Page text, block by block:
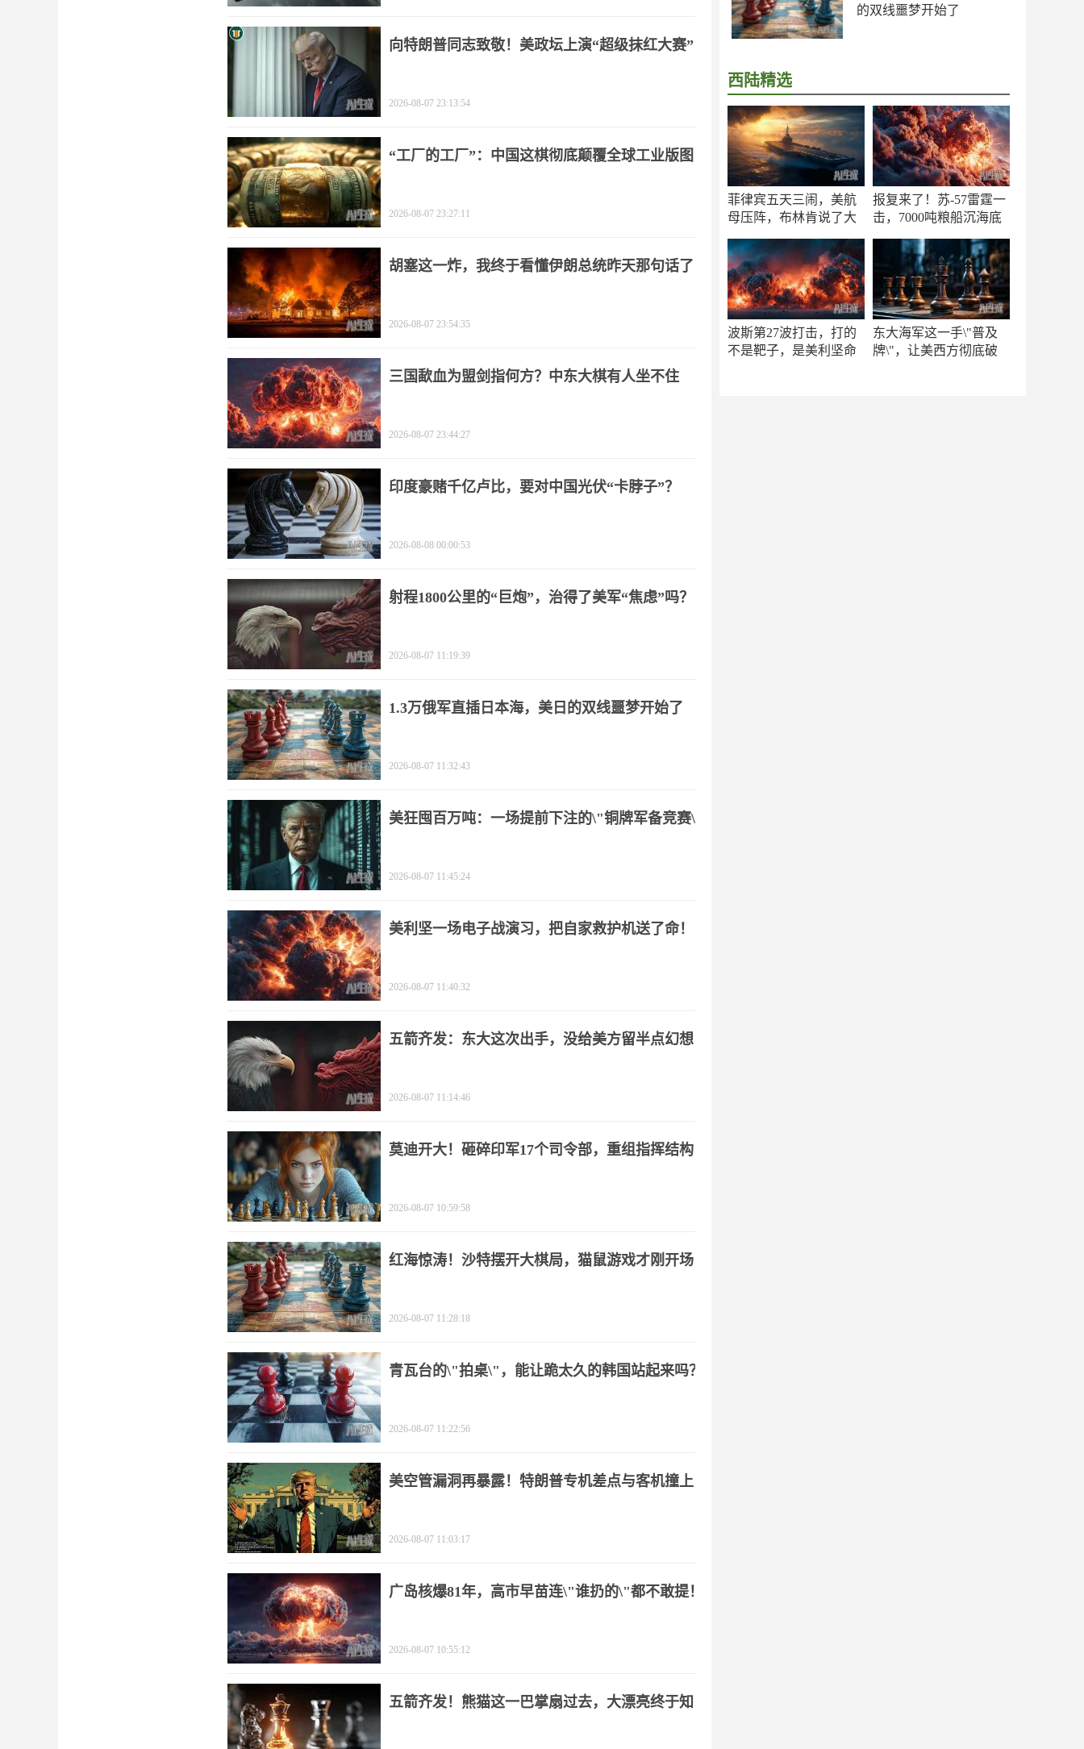
的双线噩梦开始了
西陆精选
菲律宾五天三闹，美航
母压阵，布林肯说了大
报复来了！苏-57雷霆一
击，7000吨粮船沉海底
波斯第27波打击，打的
不是靶子，是美利坚命
东大海军这一手\"普及
牌\"，让美西方彻底破
向特朗普同志致敬！美政坛上演“超级抹红大赛”
2026-08-07 23:13:54
“工厂的工厂”：中国这棋彻底颠覆全球工业版图
2026-08-07 23:27:11
胡塞这一炸，我终于看懂伊朗总统昨天那句话了
2026-08-07 23:54:35
三国歃血为盟剑指何方？中东大棋有人坐不住
2026-08-07 23:44:27
印度豪赌千亿卢比，要对中国光伏“卡脖子”？
2026-08-08 00:00:53
射程1800公里的“巨炮”，治得了美军“焦虑”吗？
2026-08-07 11:19:39
1.3万俄军直插日本海，美日的双线噩梦开始了
2026-08-07 11:32:43
美狂囤百万吨：一场提前下注的\"铜牌军备竞赛\"
2026-08-07 11:45:24
美利坚一场电子战演习，把自家救护机送了命！
2026-08-07 11:40:32
五箭齐发：东大这次出手，没给美方留半点幻想
2026-08-07 11:14:46
莫迪开大！砸碎印军17个司令部，重组指挥结构
2026-08-07 10:59:58
红海惊涛！沙特摆开大棋局，猫鼠游戏才刚开场
2026-08-07 11:28:18
青瓦台的\"拍桌\"，能让跪太久的韩国站起来吗？
2026-08-07 11:22:56
美空管漏洞再暴露！特朗普专机差点与客机撞上
2026-08-07 11:03:17
广岛核爆81年，高市早苗连\"谁扔的\"都不敢提！
2026-08-07 10:55:12
五箭齐发！熊猫这一巴掌扇过去，大漂亮终于知